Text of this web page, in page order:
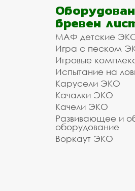
бревен
МАФ детские
Игра с песком
Игровые
Испытание на
Карусели ЭКО
Качалки ЭКО
Качели ЭКО
Развивающее и
оборудование
Воркаут ЭКО